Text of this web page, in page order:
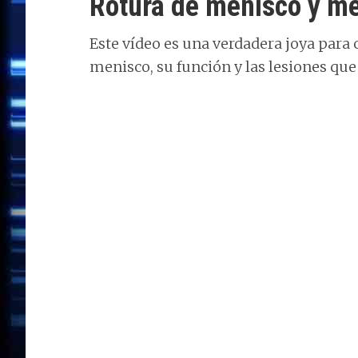
Este vídeo es una verdadera joya
menisco, su función y las lesiones